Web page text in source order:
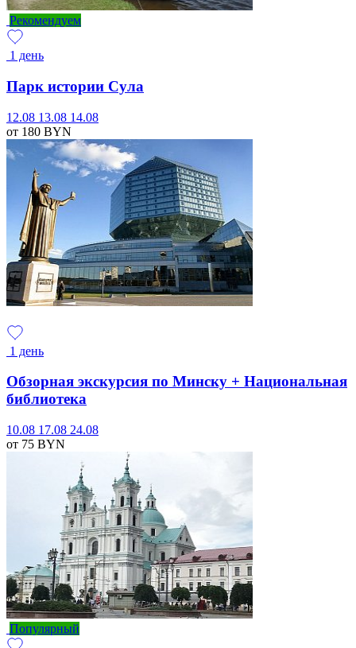
Рекомендуем
1 день
Парк истории Сула
12.08 13.08 14.08
от 180 BYN
1 день
Обзорная экскурсия по Минску + Национальная
библиотека
10.08 17.08 24.08
от 75 BYN
Популярный